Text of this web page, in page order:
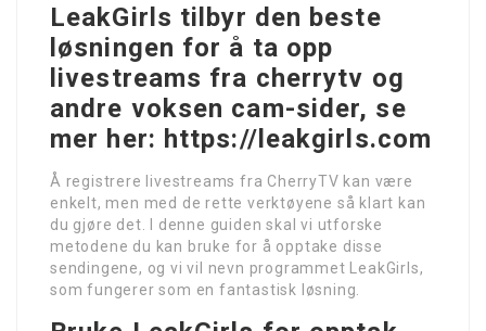
LeakGirls tilbyr den beste
løsningen for å ta opp
livestreams fra cherrytv og
andre voksen cam-sider, se
mer her: https://leakgirls.com
Å registrere livestreams fra CherryTV kan være
enkelt, men med de rette verktøyene så klart kan
du gjøre det. I denne guiden skal vi utforske
metodene du kan bruke for å opptake disse
sendingene, og vi vil nevn programmet LeakGirls,
som fungerer som en fantastisk løsning.